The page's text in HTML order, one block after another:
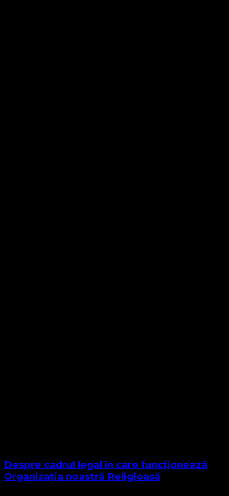
Despre cadrul legal în care funcționează
Organizația noastră Religioasă